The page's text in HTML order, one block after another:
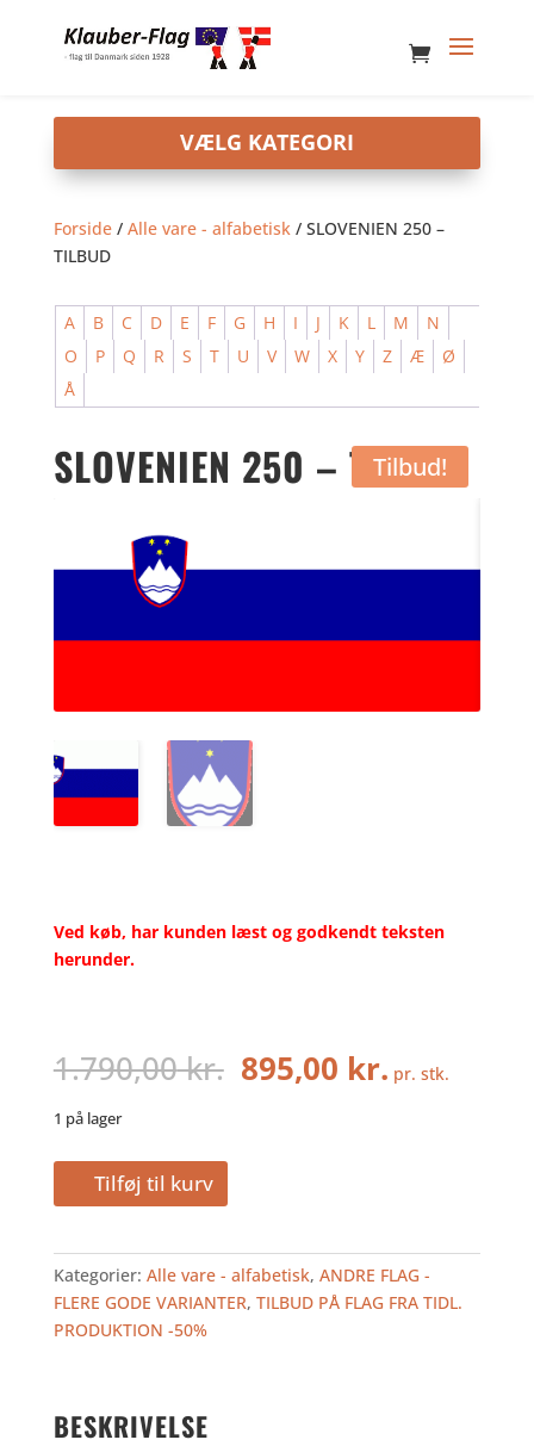
Forside/ Alle vare - alfabetisk/ SLOVENIEN 250 –
TILBUD
A B C D E F G H I J K L M
N
O
P Q R S T U V W X Y Z Æ
Ø
Å
SLOVENIEN 250 – TILBUD
Tilbud!
Ved køb, har kunden læst og godkendt teksten
herunder.
1.790,00kr. Den
oprindelige
895,00 kr.Den
aktuelle
pr. stk.
1 på lager
SLOVENIEN
250
TILBUD
antal
Tilføj til kurv
Kategorier: Alle vare - alfabetisk, ANDRE FLAG -
FLERE GODE VARIANTER, TILBUD PÅ FLAG FRA TIDL.
PRODUKTION -50%
BESKRIVELSE